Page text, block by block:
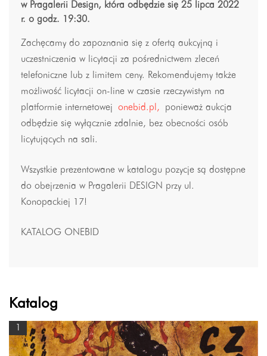
w Pragalerii Design, która odbędzie się 25 lipca 2022
r. o godz. 19:30.
Zachęcamy do zapoznania się z ofertą aukcyjną i
uczestniczenia w licytacji za pośrednictwem zleceń
telefoniczne lub z limitem ceny. Rekomendujemy także
możliwość licytacji on-line w czasie rzeczywistym na
platformie internetowej onebid.pl , ponieważ aukcja
odbędzie się wyłącznie zdalnie, bez obecności osób
licytujących na sali.
Wszystkie prezentowane w katalogu pozycje są dostępne
do obejrzenia w Pragalerii DESIGN przy ul.
Konopackiej 17!
KATALOG ONEBID
Katalog